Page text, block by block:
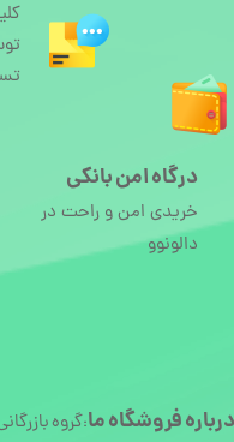
دربارهفروشگاه ما:گروه
درگاه امن بانکی
خریدی امن و راحت در
دالونوو